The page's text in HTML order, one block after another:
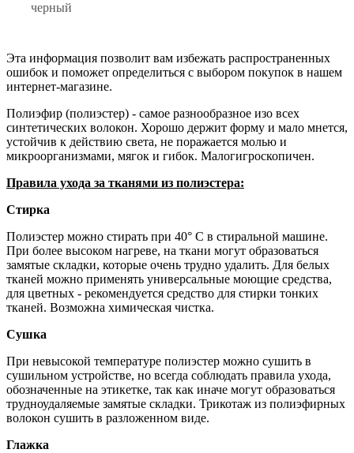
черный
Эта информация позволит вам избежать распространенных
ошибок и поможет определиться с выбором покупок в нашем
интернет-магазине.
Полиэфир (полиэстер) - самое разнообразное изо всех
синтетических волокон. Хорошо держит форму и мало мнется,
устойчив к действию света, не поражается молью и
микроорганизмами, мягок и гибок. Малогигроскопичен.
Правила ухода за тканями из полиэстера:
Стирка
Полиэстер можно стирать при 40° С в стиральной машине.
При более высоком нагреве, на ткани могут образоваться
замятые складки, которые очень трудно удалить. Для белых
тканей можно применять универсальные моющие средства,
для цветных - рекомендуется средство для стирки тонких
тканей. Возможна химическая чистка.
Сушка
При невысокой температуре полиэстер можно сушить в
сушильном устройстве, но всегда соблюдать правила ухода,
обозначенные на этикетке, так как иначе могут образоваться
трудноудаляемые замятые складки. Трикотаж из полиэфирных
волокон сушить в разложенном виде.
Глажка